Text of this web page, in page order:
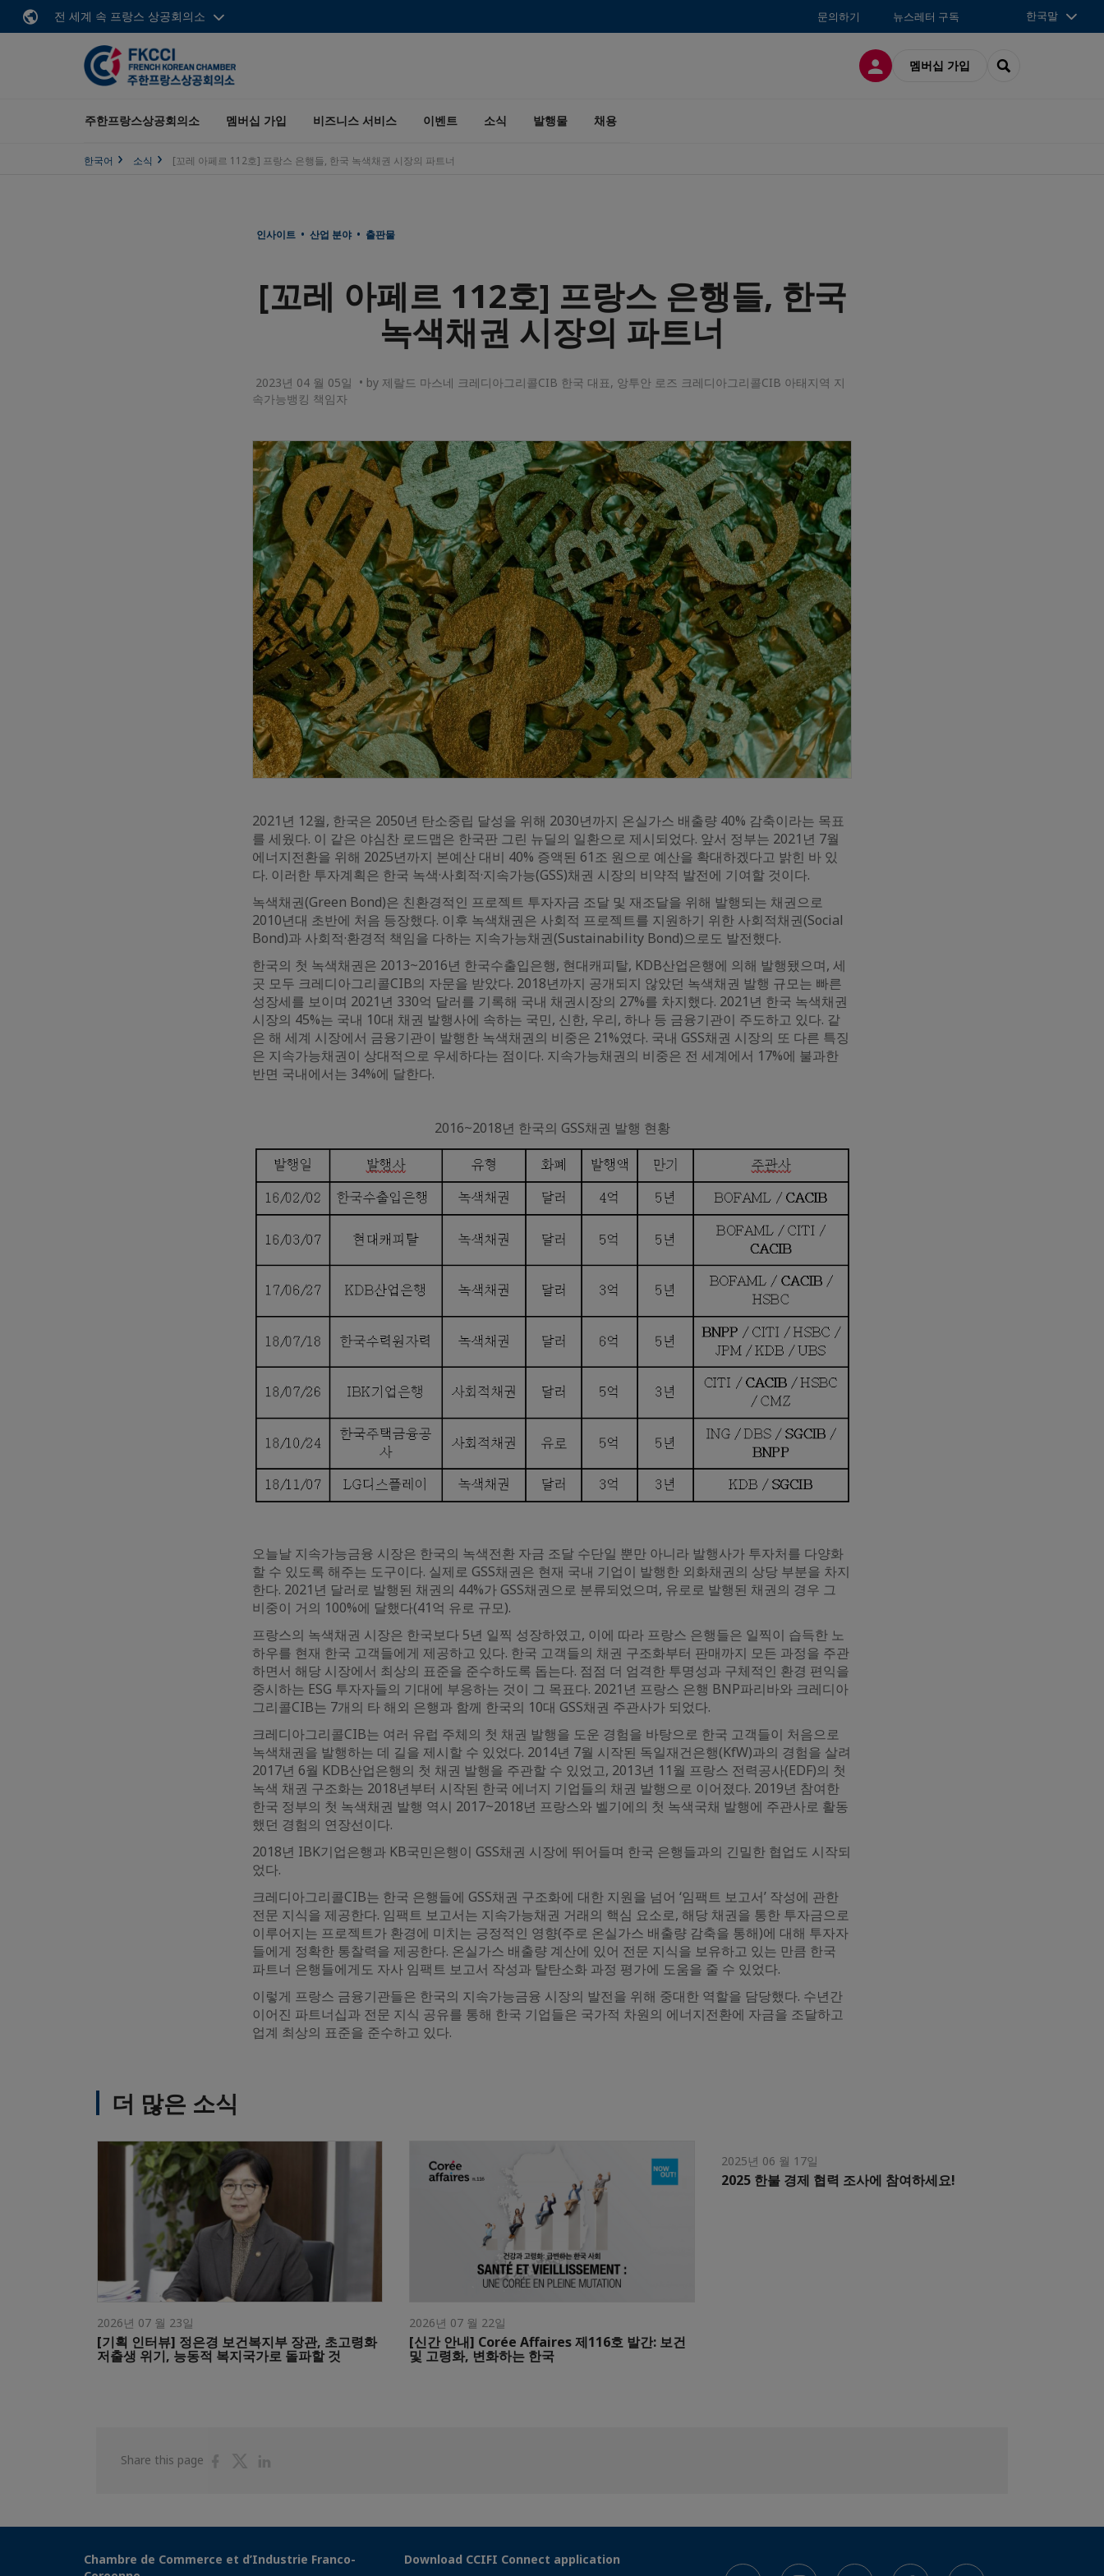
전 세계 속 프랑스 상공회의소 문의하기 뉴스레터 구독 한국말
접속 멤버십 가입 SEARCH
주한프랑스상공회의소 멤버십 가입 비즈니스 서비스 이벤트 소식 발행물 채용
한국어 소식 [꼬레 아페르 112호] 프랑스 은행들, 한국 녹색채권 시장의 파트너
인사이트 • 산업 분야 • 출판물
[꼬레 아페르 112호] 프랑스 은행들, 한국
녹색채권 시장의 파트너
2023년 04 월 05일 • by 제랄드 마스네 크레디아그리콜CIB 한국 대표, 앙투안 로즈 크레디아그리콜CIB 아태지역 지
속가능뱅킹 책임자
2021년 12월, 한국은 2050년 탄소중립 달성을 위해 2030년까지 온실가스 배출량 40% 감축이라는 목표
를 세웠다. 이 같은 야심찬 로드맵은 한국판 그린 뉴딜의 일환으로 제시되었다. 앞서 정부는 2021년 7월
에너지전환을 위해 2025년까지 본예산 대비 40% 증액된 61조 원으로 예산을 확대하겠다고 밝힌 바 있
다. 이러한 투자계획은 한국 녹색·사회적·지속가능(GSS)채권 시장의 비약적 발전에 기여할 것이다.
녹색채권(Green Bond)은 친환경적인 프로젝트 투자자금 조달 및 재조달을 위해 발행되는 채권으로
2010년대 초반에 처음 등장했다. 이후 녹색채권은 사회적 프로젝트를 지원하기 위한 사회적채권(Social
Bond)과 사회적·환경적 책임을 다하는 지속가능채권(Sustainability Bond)으로도 발전했다.
한국의 첫 녹색채권은 2013~2016년 한국수출입은행, 현대캐피탈, KDB산업은행에 의해 발행됐으며, 세
곳 모두 크레디아그리콜CIB의 자문을 받았다. 2018년까지 공개되지 않았던 녹색채권 발행 규모는 빠른
성장세를 보이며 2021년 330억 달러를 기록해 국내 채권시장의 27%를 차지했다. 2021년 한국 녹색채권
시장의 45%는 국내 10대 채권 발행사에 속하는 국민, 신한, 우리, 하나 등 금융기관이 주도하고 있다. 같
은 해 세계 시장에서 금융기관이 발행한 녹색채권의 비중은 21%였다. 국내 GSS채권 시장의 또 다른 특징
은 지속가능채권이 상대적으로 우세하다는 점이다. 지속가능채권의 비중은 전 세계에서 17%에 불과한
반면 국내에서는 34%에 달한다.
2016~2018년 한국의 GSS채권 발행 현황
오늘날 지속가능금융 시장은 한국의 녹색전환 자금 조달 수단일 뿐만 아니라 발행사가 투자처를 다양화
할 수 있도록 해주는 도구이다. 실제로 GSS채권은 현재 국내 기업이 발행한 외화채권의 상당 부분을 차지
한다. 2021년 달러로 발행된 채권의 44%가 GSS채권으로 분류되었으며, 유로로 발행된 채권의 경우 그
비중이 거의 100%에 달했다(41억 유로 규모).
프랑스의 녹색채권 시장은 한국보다 5년 일찍 성장하였고, 이에 따라 프랑스 은행들은 일찍이 습득한 노
하우를 현재 한국 고객들에게 제공하고 있다. 한국 고객들의 채권 구조화부터 판매까지 모든 과정을 주관
하면서 해당 시장에서 최상의 표준을 준수하도록 돕는다. 점점 더 엄격한 투명성과 구체적인 환경 편익을
중시하는 ESG 투자자들의 기대에 부응하는 것이 그 목표다. 2021년 프랑스 은행 BNP파리바와 크레디아
그리콜CIB는 7개의 타 해외 은행과 함께 한국의 10대 GSS채권 주관사가 되었다.
크레디아그리콜CIB는 여러 유럽 주체의 첫 채권 발행을 도운 경험을 바탕으로 한국 고객들이 처음으로
녹색채권을 발행하는 데 길을 제시할 수 있었다. 2014년 7월 시작된 독일재건은행(KfW)과의 경험을 살려
2017년 6월 KDB산업은행의 첫 채권 발행을 주관할 수 있었고, 2013년 11월 프랑스 전력공사(EDF)의 첫
녹색 채권 구조화는 2018년부터 시작된 한국 에너지 기업들의 채권 발행으로 이어졌다. 2019년 참여한
한국 정부의 첫 녹색채권 발행 역시 2017~2018년 프랑스와 벨기에의 첫 녹색국채 발행에 주관사로 활동
했던 경험의 연장선이다.
2018년 IBK기업은행과 KB국민은행이 GSS채권 시장에 뛰어들며 한국 은행들과의 긴밀한 협업도 시작되
었다.
크레디아그리콜CIB는 한국 은행들에 GSS채권 구조화에 대한 지원을 넘어 ‘임팩트 보고서’ 작성에 관한
전문 지식을 제공한다. 임팩트 보고서는 지속가능채권 거래의 핵심 요소로, 해당 채권을 통한 투자금으로
이루어지는 프로젝트가 환경에 미치는 긍정적인 영향(주로 온실가스 배출량 감축을 통해)에 대해 투자자
들에게 정확한 통찰력을 제공한다. 온실가스 배출량 계산에 있어 전문 지식을 보유하고 있는 만큼 한국
파트너 은행들에게도 자사 임팩트 보고서 작성과 탈탄소화 과정 평가에 도움을 줄 수 있었다.
이렇게 프랑스 금융기관들은 한국의 지속가능금융 시장의 발전을 위해 중대한 역할을 담당했다. 수년간
이어진 파트너십과 전문 지식 공유를 통해 한국 기업들은 국가적 차원의 에너지전환에 자금을 조달하고
업계 최상의 표준을 준수하고 있다.
더 많은 소식
2026년 07 월 23일
[기획 인터뷰] 정은경 보건복지부 장관, 초고령화
저출생 위기, 능동적 복지국가로 돌파할 것
2026년 07 월 22일
[신간 안내] Corée Affaires 제116호 발간: 보건
및 고령화, 변화하는 한국
2025년 06 월 17일
2025 한불 경제 협력 조사에 참여하세요!
Share this page
ShareShare
Chambre de Commerce et d’Industrie Franco-
Download CCIFI Connect application